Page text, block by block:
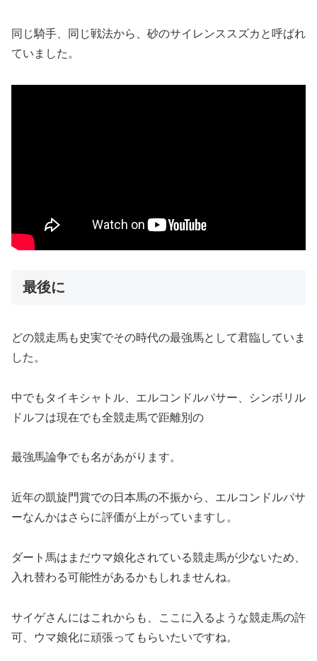
同じ騎手、同じ戦法から、砂のサイレンススズカと呼ばれ
ていました。
最後に
どの競走馬も史実でその時代の最強馬として君臨していま
した。
中でもタイキシャトル、エルコンドルパサー、シンボリル
ドルフは現在でも全競走馬で距離別の
最強馬論争でも名があがります。
近年の凱旋門賞での日本馬の不振から、エルコンドルパサ
ーなんかはさらに評価が上がっていますし。
ダート馬はまだウマ娘化されている競走馬が少ないため、
入れ替わる可能性があるかもしれませんね。
サイゲさんにはこれからも、ここに入るような競走馬の許
可、ウマ娘化に頑張ってもらいたいですね。